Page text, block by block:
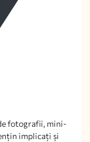
fotografii, mini-
implicați și